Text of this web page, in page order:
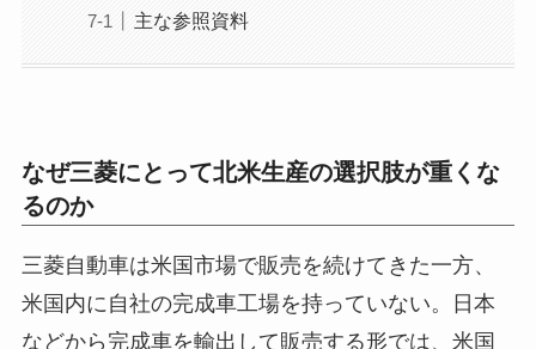
主な参照資料
なぜ三菱にとって北米生産の選択肢が重くな
るのか
三菱自動車は米国市場で販売を続けてきた一方、
米国内に自社の完成車工場を持っていない。日本
などから完成車を輸出して販売する形では、米国